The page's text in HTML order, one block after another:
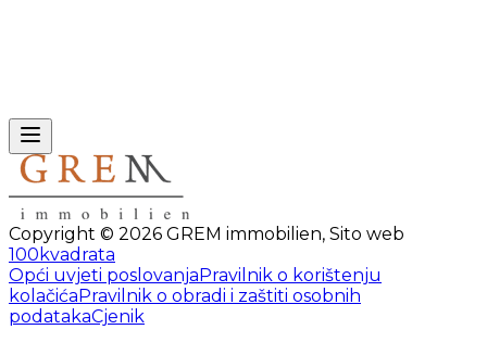
Copyright © 2026 GREM immobilien, Sito web
100kvadrata
Opći uvjeti poslovanjaPravilnik o korištenju
kolačićaPravilnik o obradi i zaštiti osobnih
podatakaCjenik